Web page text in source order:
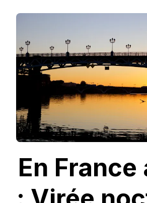
En France